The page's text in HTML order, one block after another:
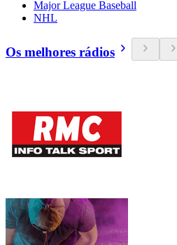
Major League Baseball
NHL
Os melhores rádios